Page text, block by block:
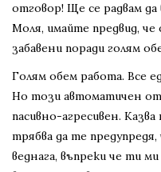
отговор! Ще се радвам
Моля, имайте предвид,
забавени поради голям
Голям обем работа. Все
Но този автоматичен
пасивно-агресивен.
трябва да те
веднага, въпреки че ти